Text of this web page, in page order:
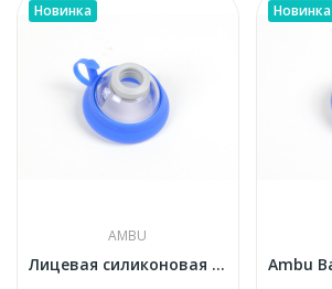
Новинка
AMBU
Лицевая силиконовая маска Ambu Baby N° 0 (для...
Новинка